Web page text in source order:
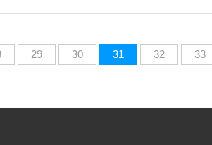
29 30 31 32 33